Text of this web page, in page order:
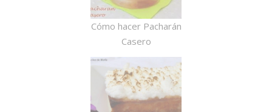
Cómo hacer Pacharán
Casero